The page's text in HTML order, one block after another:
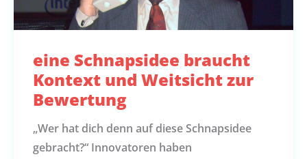
eine Schnapsidee braucht
Kontext und Weitsicht zur
Bewertung
„Wer hat dich denn auf diese Schnapsidee
gebracht?“ Innovatoren haben